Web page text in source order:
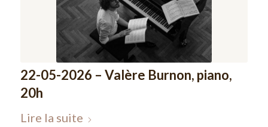
22-05-2026 – Valère Burnon, piano,
20h
Lire la suite